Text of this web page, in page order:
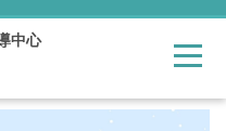
中心